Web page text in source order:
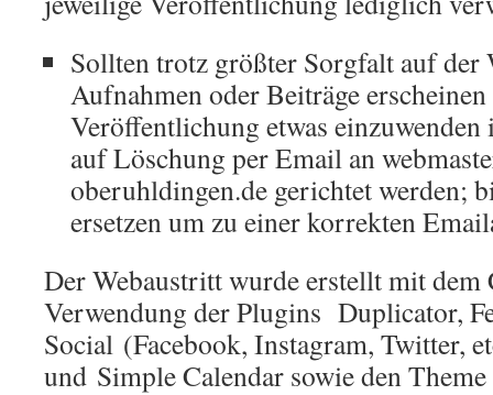
Sollten trotz größter Sorgfalt auf der
Aufnahmen oder Beiträge erscheinen
Veröffentlichung etwas
auf Löschung per Email an
oberuhldingen.de gerichtet werden;
ersetzen um zu einer korrekten
Der Webaustritt wurde erstellt mit dem
Verwendung der Plugins Duplicator,
Social (Facebook, Instagram, Twitter,
und Simple Calendar sowie den Theme